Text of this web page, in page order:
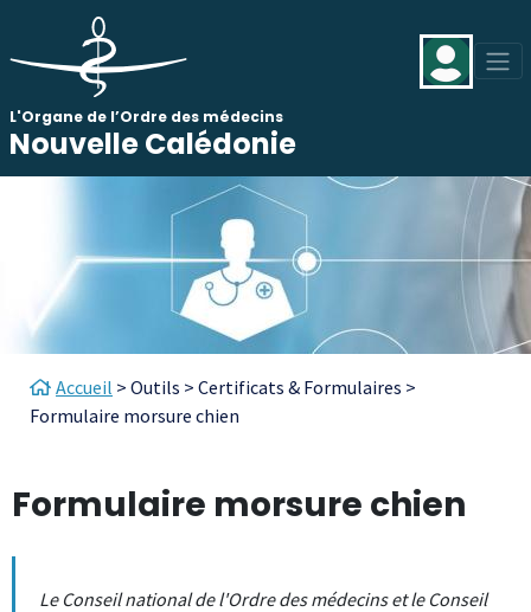
Aller au contenu principal
L'Organe de l’Ordre des médecins
Nouvelle Calédonie
Fil d'Ariane
Accueil Outils
Certificats & Formulaires
Formulaire morsure chien
Formulaire morsure chien
Le Conseil national de l'Ordre des médecins et le Conseil
Panneau de gestion des cookies